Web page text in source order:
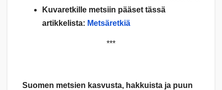
Kuvaretkille metsiin pääset tässä
artikkelista: Metsäretkiä
***
Suomen metsien kasvusta, hakkuista ja puun